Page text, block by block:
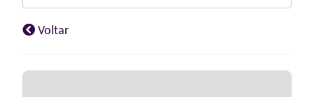
Voltar